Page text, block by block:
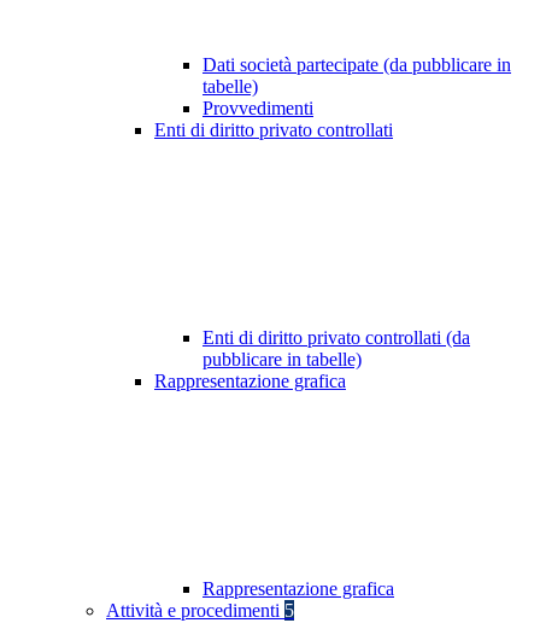
Dati società partecipate (da pubblicare in
tabelle)
Provvedimenti
Enti di diritto privato controllati
Enti di diritto privato controllati (da
pubblicare in tabelle)
Rappresentazione grafica
Rappresentazione grafica
Attività e procedimenti 5